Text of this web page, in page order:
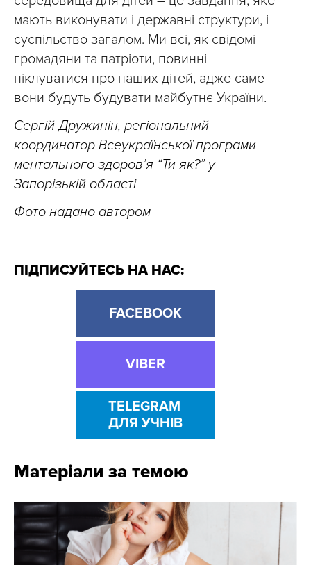
мають виконувати і державні структури, і
суспільство загалом. Ми всі, як свідомі
громадяни та патріоти, повинні
піклуватися про наших дітей, адже саме
вони будуть будувати майбутнє України.
Сергій Дружинін, регіональний
координатор Всеукраїнської програми
ментального здоров’я “Ти як?” у
Запорізькій області
Фото надано автором
ПІДПИСУЙТЕСЬ НА НАС:
FACEBOOK
VIBER
TELEGRAM
ДЛЯ УЧНІВ
Матеріали за темою